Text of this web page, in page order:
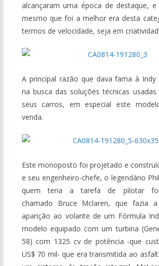
alcançaram uma época de destaque,
mesmo que foi a melhor era desta
termos de velocidade, seja em
A principal razão que dava fama à Indy
na busca das soluções técnicas
seus carros, em especial este
venda.
Este monoposto foi projetado e
e seu engenheiro-chefe, o legendário
quem teria a tarefa de pilotar
chamado Bruce Mclaren, que fazia
aparição ao volante de um Fórmula
modelo equipado com um turbina
58) com 1325 cv de potência -que
US$ 70 mil- que era transmitida ao